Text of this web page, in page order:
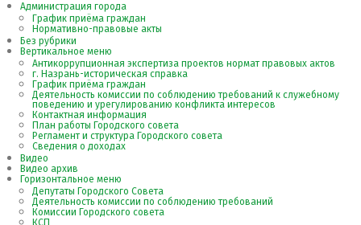
Администрация города
График приёма граждан
Нормативно-правовые акты
Без рубрики
Вертикальное меню
Антикоррупционная экспертиза проектов нормат правовых актов
г. Назрань-историческая справка
График приёма граждан
Деятельность комиссии по соблюдению требований к служебному
поведению и урегулированию конфликта интересов
Контактная информация
План работы Городского совета
Регламент и структура Городского совета
Сведения о доходах
Видео
Видео архив
Горизонтальное меню
Депутаты Городского Совета
Деятельность комиссии по соблюдению требований
Комиссии Городского совета
КСП